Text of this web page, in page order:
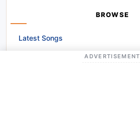
BROWSE
Latest Songs
ADVERTISEMENT